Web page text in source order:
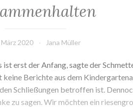
2020 Jana Müller
ist erst der Anfang, sagte der
Berichte aus dem
Schließungen betroffen ist.
zu sagen. Wir möchten ein